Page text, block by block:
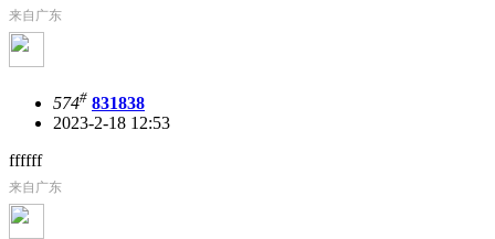
来自广东
574# 831838
2023-2-18 12:53
ffffff
来自广东